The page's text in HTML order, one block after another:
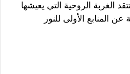
الغربة الروحية التي يعيشها
المنابع الأولى للنور